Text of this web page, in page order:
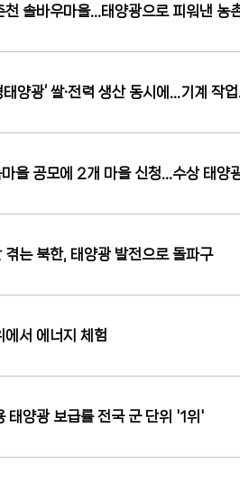
천 솔바우마을…태양광으로 피워낸 농
태양광’ 쌀·전력 생산 동시에…기계 작
을 공모에 2개 마을 신청…수상 태양
겪는 북한, 태양광 발전으로 돌파구
에서 에너지 체험
태양광 보급률 전국 군 단위 '1위'